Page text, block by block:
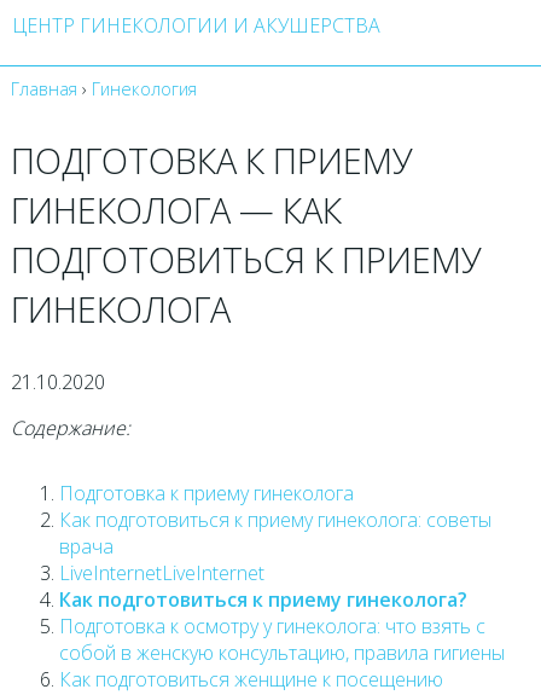
ЦЕНТР ГИНЕКОЛОГИИ И АКУШЕРСТВА
Главная › Гинекология
ПОДГОТОВКА К ПРИЕМУ
ГИНЕКОЛОГА — КАК
ПОДГОТОВИТЬСЯ К ПРИЕМУ
ГИНЕКОЛОГА
21.10.2020
Содержание:
Подготовка к приему гинеколога
Как подготовиться к приему гинеколога: советы
врача
LiveInternetLiveInternet
Как подготовиться к приему гинеколога?
Подготовка к осмотру у гинеколога: что взять с
собой в женскую консультацию, правила гигиены
Как подготовиться женщине к посещению